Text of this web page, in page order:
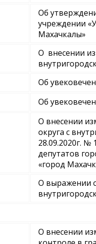
Об
учреждении
Махачкалы»
О внесении
Об
Об
О внесении
округа с
28.09.2020г. №
депутатов
«город
О выражении
О внесении